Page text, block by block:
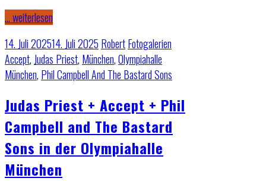
… weiterlesen
14. Juli 202514. Juli 2025 RobertFotogalerien
Accept, Judas Priest, München,Olympiahalle
München, Phil Campbell And The Bastard Sons
Judas Priest + Accept + Phil
Campbell and The Bastard
Sons in der Olympiahalle
München